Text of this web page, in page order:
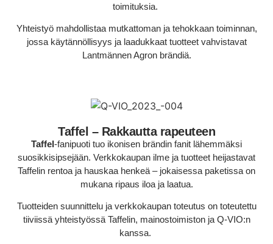
toimituksia.
Yhteistyö mahdollistaa mutkattoman ja tehokkaan toiminnan,
jossa käytännöllisyys ja laadukkaat tuotteet vahvistavat
Lantmännen Agron brändiä.
Taffel – Rakkautta rapeuteen
Taffel-fanipuoti tuo ikonisen brändin fanit lähemmäksi
suosikkisipsejään. Verkkokaupan ilme ja tuotteet heijastavat
Taffelin rentoa ja hauskaa henkeä – jokaisessa paketissa on
mukana ripaus iloa ja laatua.
Tuotteiden suunnittelu ja verkkokaupan toteutus on toteutettu
tiiviissä yhteistyössä Taffelin, mainostoimiston ja Q-VIO:n
kanssa.